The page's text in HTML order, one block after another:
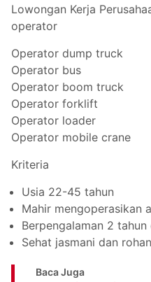
Lowongan Kerja
operator
Operator dump truck
Operator bus
Operator boom truck
Operator forklift
Operator loader
Operator mobile crane
Kriteria
Usia 22-45 tahun
Mahir mengoperasikan
Berpengalaman 2
Sehat jasmani dan
Baca Juga